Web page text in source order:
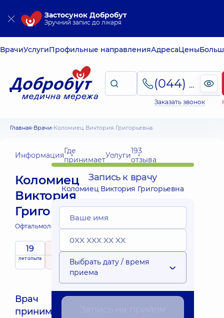
Застосунок Добробут
Зручний запис до лікаря
ВрачиУслугиПрофильные направленияАдресаЦены
(044) 495-2-888
Заказать звонок
Главная Врачи Коломиец Виктория Григорьевна
ИнформацияГде
принимаетУслуги193
отзыва
Коломиец
Виктория
Григорьевна
Офтальмолог;Офтальмолог детский;
19
лет опыта
5 / 5
рейтингна основе
193 отзыва
принимает
детей
Врач
принимает
Запись к врачу
Коломиец Виктория Григорьевна
Выбрать дату / время
приема